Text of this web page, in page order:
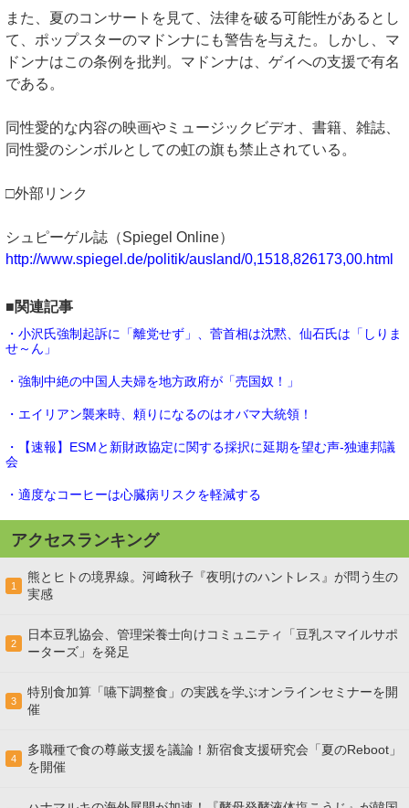
また、夏のコンサートを見て、法律を破る可能性があるとし
て、ポップスターのマドンナにも警告を与えた。しかし、マ
ドンナはこの条例を批判。マドンナは、ゲイへの支援で有名
である。
同性愛的な内容の映画やミュージックビデオ、書籍、雑誌、
同性愛のシンボルとしての虹の旗も禁止されている。
□外部リンク
シュピーゲル誌（Spiegel Online）
http://www.spiegel.de/politik/ausland/0,1518,826173,00.html
■関連記事
・小沢氏強制起訴に「離党せず」、菅首相は沈黙、仙石氏は「しりま
せ～ん」
・強制中絶の中国人夫婦を地方政府が「売国奴！」
・エイリアン襲来時、頼りになるのはオバマ大統領！
・【速報】ESMと新財政協定に関する採択に延期を望む声-独連邦議
会
・適度なコーヒーは心臓病リスクを軽減する
アクセスランキング
1
熊とヒトの境界線。河﨑秋子『夜明けのハントレス』が問う生の
実感
2
日本豆乳協会、管理栄養士向けコミュニティ「豆乳スマイルサポ
ーターズ」を発足
3
特別食加算「嚥下調整食」の実践を学ぶオンラインセミナーを開
催
4
多職種で食の尊厳支援を議論！新宿食支援研究会「夏のReboot」
を開催